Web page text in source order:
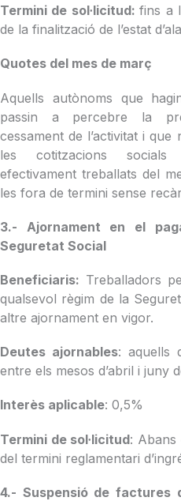
Termini de sol·licitud:fins a
de la finalització de l’estat
Quotes del mes de març
Aquells autònoms que
passin a percebre la
cessament de l’activitat i
les cotitzacions
efectivament treballats del
les fora de termini sense
3.- Ajornament en el
Seguretat Social
Beneficiaris: Treballadors
qualsevol règim de la
altre ajornament en vigor.
Deutes ajornables: aquells
entre els mesos d’abril i juny
Interès aplicable: 0,5%
Termini de sol·licitud: Abans
del termini reglamentari
4.- Suspensió de factures